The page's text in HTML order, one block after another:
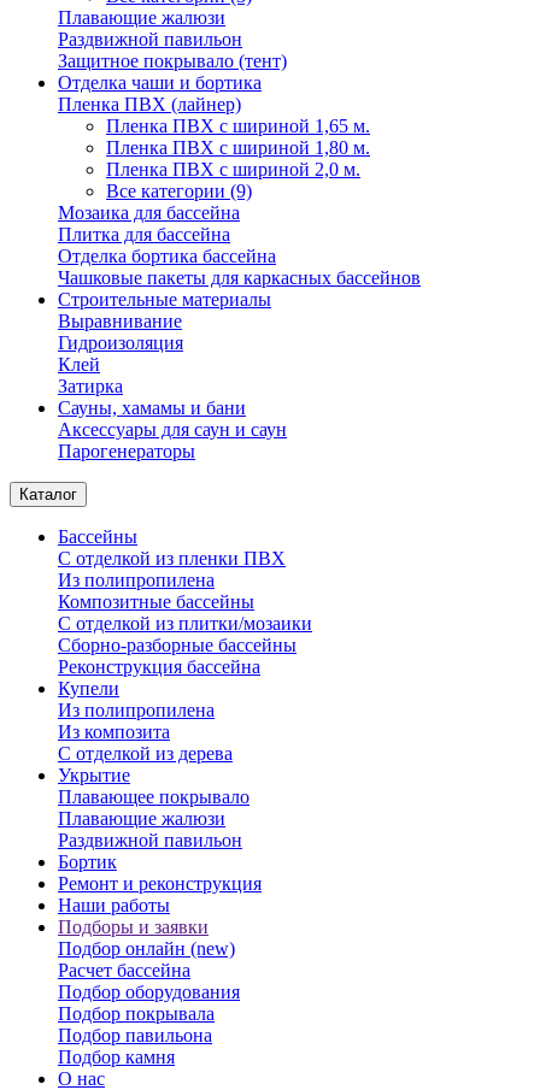
Плавающие жалюзи
Раздвижной павильон
Защитное покрывало (тент)
Отделка чаши и бортика
Пленка ПВХ (лайнер)
Пленка ПВХ с шириной 1,65 м.
Пленка ПВХ с шириной 1,80 м.
Пленка ПВХ с шириной 2,0 м.
Все категории (9)
Мозаика для бассейна
Плитка для бассейна
Отделка бортика бассейна
Чашковые пакеты для каркасных бассейнов
Строительные материалы
Выравнивание
Гидроизоляция
Клей
Затирка
Сауны, хамамы и бани
Аксессуары для саун и саун
Парогенераторы
Каталог
Бассейны
С отделкой из пленки ПВХ
Из полипропилена
Композитные бассейны
С отделкой из плитки/мозаики
Сборно-разборные бассейны
Реконструкция бассейна
Купели
Из полипропилена
Из композита
С отделкой из дерева
Укрытие
Плавающее покрывало
Плавающие жалюзи
Раздвижной павильон
Бортик
Ремонт и реконструкция
Наши работы
Подборы и заявки
Подбор онлайн (new)
Расчет бассейна
Подбор оборудования
Подбор покрывала
Подбор павильона
Подбор камня
О нас